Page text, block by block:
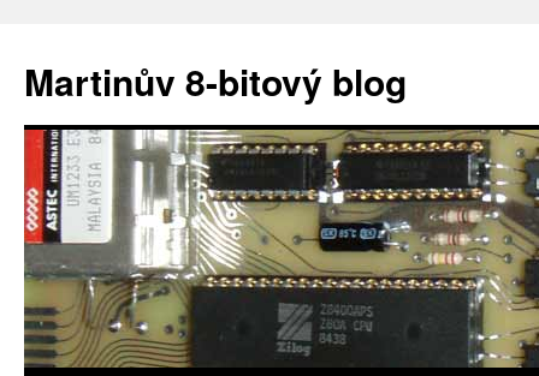
obsahu
webu
Martinův 8-bitový blog